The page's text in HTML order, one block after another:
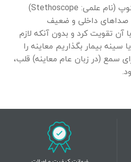
گوشی پزشکی یا استِتوسکوپ (نام علمی: Stethoscope)
داخلی و ضعیف
تقویت کرد و بدون آنکه لازم
بیمار بگذاریم معاینه را
سمع (در زبان عام معاینه) قلب،